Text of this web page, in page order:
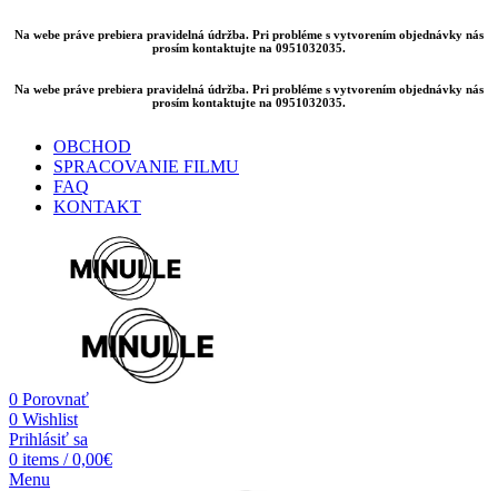
Na webe práve prebiera pravidelná údržba. Pri probléme s vytvorením objednávky nás
prosím kontaktujte na 0951032035.
Na webe práve prebiera pravidelná údržba. Pri probléme s vytvorením objednávky nás
prosím kontaktujte na 0951032035.
OBCHOD
SPRACOVANIE FILMU
FAQ
KONTAKT
0 Porovnať
0 Wishlist
Prihlásiť sa
0 items / 0,00€
Menu